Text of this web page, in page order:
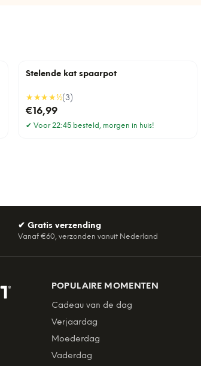
Stelende kat spaarpot
★★★★½(3)
€16,99
✔ Voor 22:45 besteld, morgen in huis!
✔ Gratis verzending
Vanaf €60, verzonden vanuit Nederland
POPULAIRE MOMENTEN
Cadeau van de dag
Verjaardag
Moederdag
Vaderdag